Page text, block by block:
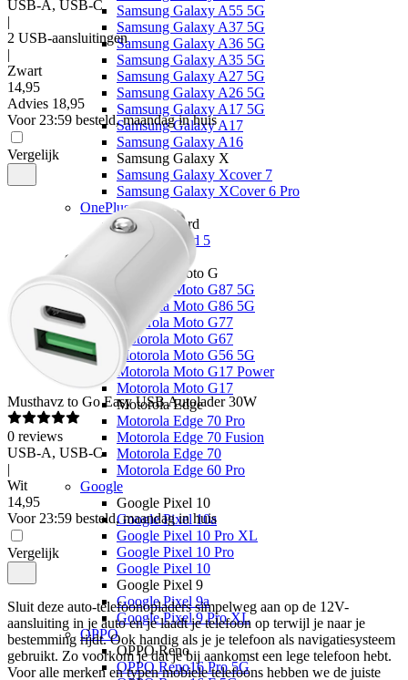
Samsung Galaxy A55 5G
Samsung Galaxy A37 5G
Samsung Galaxy A36 5G
Samsung Galaxy A35 5G
Samsung Galaxy A27 5G
Samsung Galaxy A26 5G
Samsung Galaxy A17 5G
Samsung Galaxy A17
Samsung Galaxy A16
Samsung Galaxy X
Samsung Galaxy Xcover 7
Samsung Galaxy XCover 6 Pro
OnePlus
OnePlus Nord
OnePlus Nord 5
Motorola
Motorola Moto G
Motorola Moto G87 5G
Motorola Moto G86 5G
Motorola Moto G77
Motorola Moto G67
Motorola Moto G56 5G
Motorola Moto G17 Power
Motorola Moto G17
Motorola Edge
Motorola Edge 70 Pro
Motorola Edge 70 Fusion
Motorola Edge 70
Motorola Edge 60 Pro
Google
Google Pixel 10
Google Pixel 10a
Google Pixel 10 Pro XL
Google Pixel 10 Pro
Google Pixel 10
Google Pixel 9
Google Pixel 9a
Google Pixel 9 Pro XL
OPPO
OPPO Reno
OPPO Reno16 Pro 5G
USB-A, USB-C
|
2 USB-aansluitingen
|
Zwart
14,95
Advies 18,95
Voor 23:59 besteld, maandag in huis
Vergelijk
Musthavz to Go Easy USB Autolader 30W
0 reviews
USB-A, USB-C
|
Wit
14,95
Voor 23:59 besteld, maandag in huis
Vergelijk
Sluit deze auto-telefoonopladers simpelweg aan op de 12V-
aansluiting in je auto en je laadt je telefoon op terwijl je naar je
bestemming rijdt. Ook handig als je je telefoon als navigatiesysteem
gebruikt. Zo voorkom je dat je bij aankomst een lege telefoon hebt.
Voor alle merken en typen mobiele telefoons hebben we de juiste